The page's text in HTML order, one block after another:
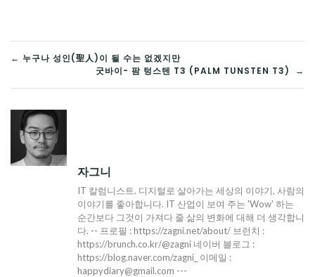
글
탐
색
← 누구나 성인(聖人)이 될 수는 없겠지만
굿바이- 팜 텅스텐 T3 (PALM TUNSTEN T3) →
자그니
IT 칼럼니스트. 디지털로 살아가는 세상의 이야기, 사람의
이야기를 좋아합니다. IT 산업이 보여 주는 'Wow' 하는
순간보다 그것이 가져다 줄 삶의 변화에 대해 더 생각합니
다. -- 프로필 : https://zagni.net/about/ 브런치 :
https://brunch.co.kr/@zagni 네이버 블로그 :
https://blog.naver.com/zagni_ 이메일 :
happydiary@gmail.com ---